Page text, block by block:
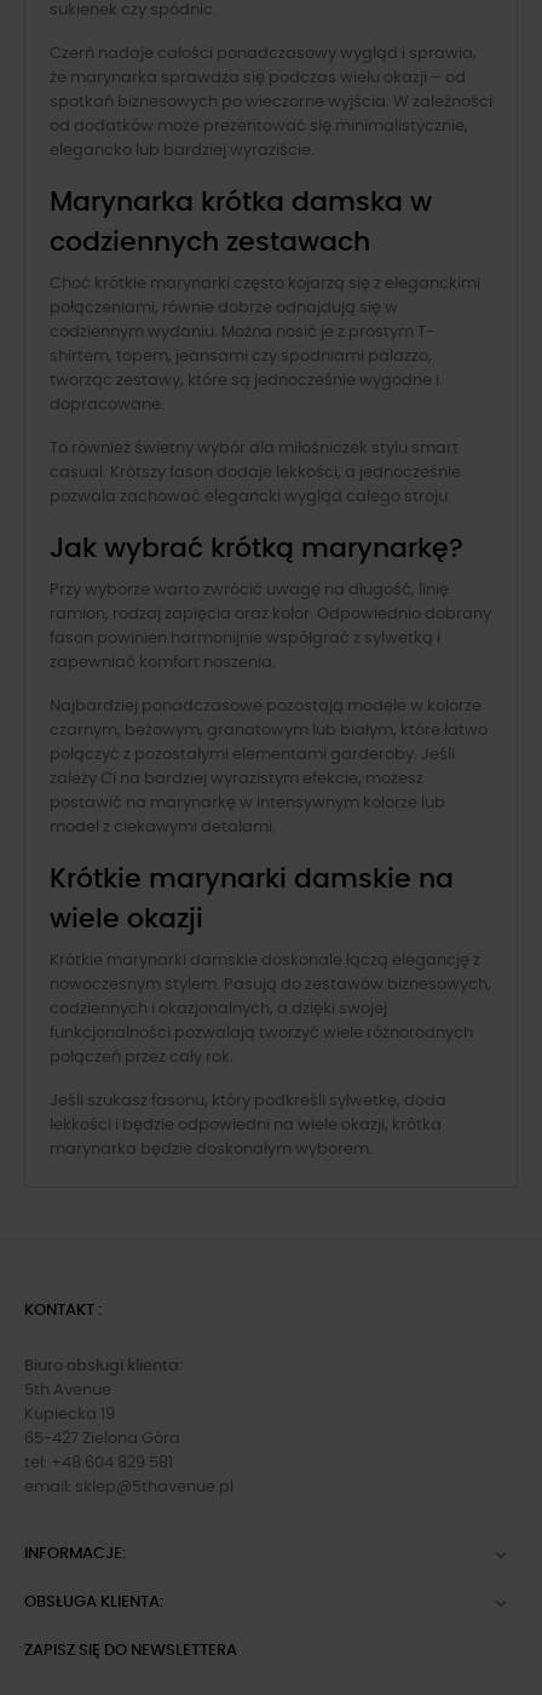
sukienek czy spódnic.
Czerń nadaje całości ponadczasowy wygląd i sprawia,
że marynarka sprawdza się podczas wielu okazji – od
spotkań biznesowych po wieczorne wyjścia. W zależności
od dodatków może prezentować się minimalistycznie,
elegancko lub bardziej wyraziście.
Marynarka krótka damska w
codziennych zestawach
Choć krótkie marynarki często kojarzą się z eleganckimi
połączeniami, równie dobrze odnajdują się w
codziennym wydaniu. Można nosić je z prostym T-
shirtem, topem, jeansami czy spodniami palazzo,
tworząc zestawy, które są jednocześnie wygodne i
dopracowane.
To również świetny wybór dla miłośniczek stylu smart
casual. Krótszy fason dodaje lekkości, a jednocześnie
pozwala zachować elegancki wygląd całego stroju.
Jak wybrać krótką marynarkę?
Przy wyborze warto zwrócić uwagę na długość, linię
ramion, rodzaj zapięcia oraz kolor. Odpowiednio dobrany
fason powinien harmonijnie współgrać z sylwetką i
zapewniać komfort noszenia.
Najbardziej ponadczasowe pozostają modele w kolorze
czarnym, beżowym, granatowym lub białym, które łatwo
połączyć z pozostałymi elementami garderoby. Jeśli
zależy Ci na bardziej wyrazistym efekcie, możesz
postawić na marynarkę w intensywnym kolorze lub
model z ciekawymi detalami.
Krótkie marynarki damskie na
wiele okazji
Krótkie marynarki damskie doskonale łączą elegancję z
nowoczesnym stylem. Pasują do zestawów biznesowych,
codziennych i okazjonalnych, a dzięki swojej
funkcjonalności pozwalają tworzyć wiele różnorodnych
połączeń przez cały rok.
Jeśli szukasz fasonu, który podkreśli sylwetkę, doda
lekkości i będzie odpowiedni na wiele okazji, krótka
marynarka będzie doskonałym wyborem.
KONTAKT :
Biuro obsługi klienta:
5th Avenue
Kupiecka 19
65-427 Zielona Góra
tel: +48 604 829 581
email: sklep@5thavenue.pl
INFORMACJE: 
OBSŁUGA KLIENTA: 
ZAPISZ SIĘ DO NEWSLETTERA